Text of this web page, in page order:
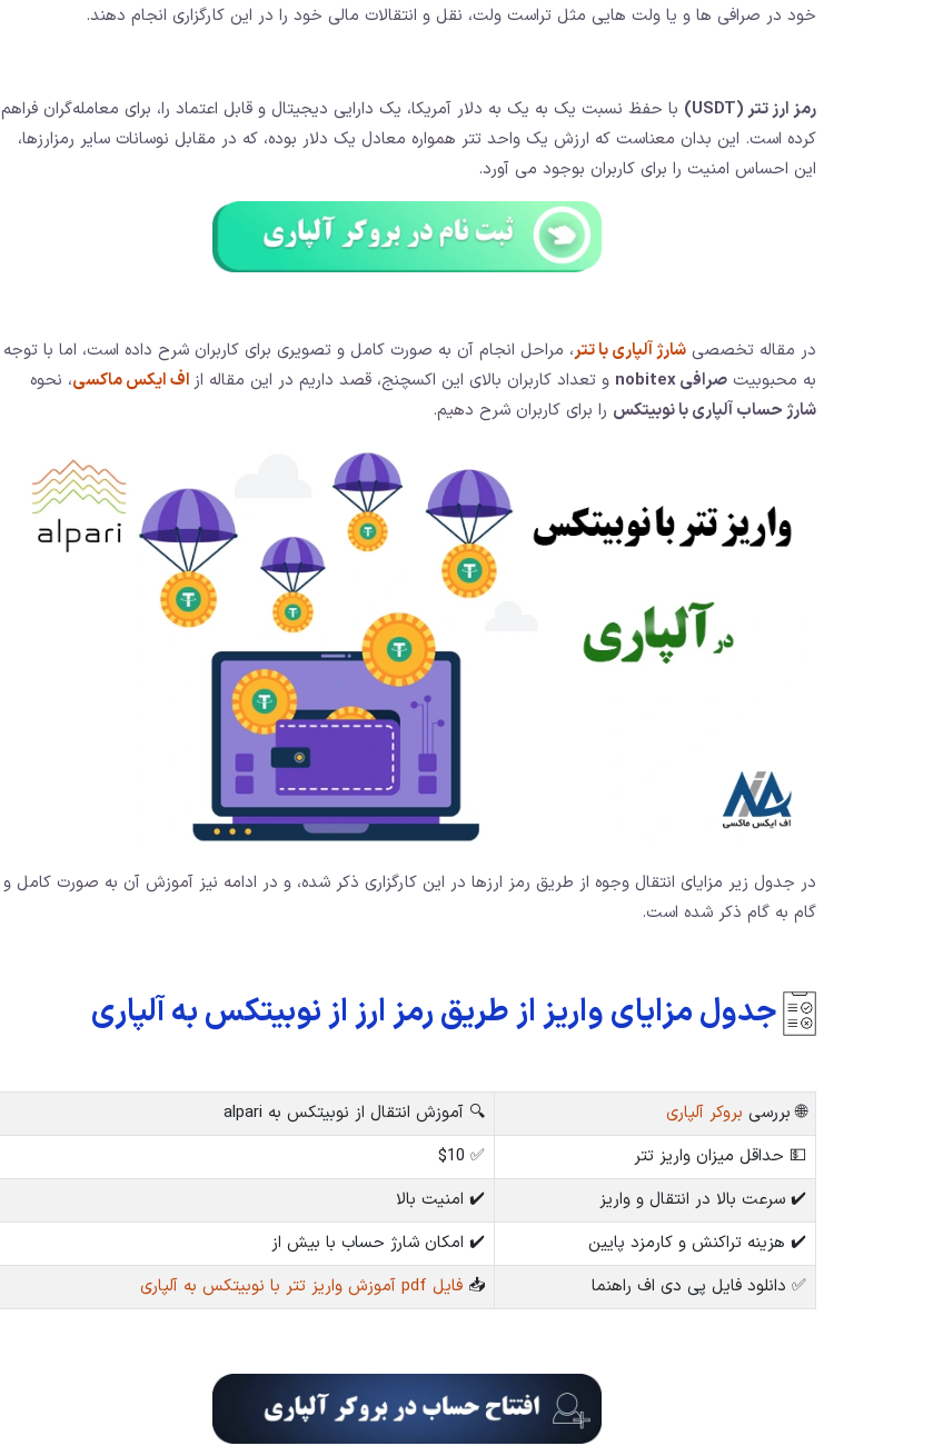
خود در صرافی ها و یا ولت هایی مثل تراست ولت، نقل و انتقالات مالی خود را در این کارگزاری انجام دهند.
رمز ارز تتر (USDT)
با حفظ نسبت یک به یک به دلار آمریکا، یک دارایی دیجیتال و قابل اعتماد را، برای معامله‌گران فراهم
کرده است. این بدان معناست که ارزش یک واحد تتر همواره معادل یک دلار بوده، که در مقابل نوسانات سایر رمزارزها،
این احساس امنیت را برای کاربران بوجود می آورد.
در مقاله تخصصی شارژ آلپاری با تتر، مراحل انجام آن به صورت کامل و تصویری برای کاربران شرح داده است، اما با توجه
به محبوبیت صرافی nobitex و تعداد کاربران بالای این اکسچنج، قصد داریم در این مقاله از اف ایکس ماکسی، نحوه
شارژ حساب آلپاری با نوبیتکس را برای کاربران شرح دهیم.
در جدول زیر مزایای انتقال وجوه از طریق رمز ارزها در این کارگزاری ذکر شده، و در ادامه نیز آموزش آن به صورت کامل و
گام به گام ذکر شده است.
جدول مزایای واریز از طریق رمز ارز از نوبیتکس به آلپاری
🌐 بررسی بروکر آلپاری
🔍 آموزش انتقال از نوبیتکس به alpari
💵 حداقل میزان واریز تتر
✅ $10
✔️ سرعت بالا در انتقال و واریز
✔️ امنیت بالا
✔️ هزینه تراکنش و کارمزد پایین
✔️ امکان شارژ حساب با بیش از
✅ دانلود فایل پی دی اف راهنما
📥 فایل pdf آموزش واریز تتر با نوبیتکس به آلپاری